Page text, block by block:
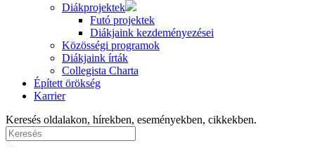
Diákprojektek
Futó projektek
Diákjaink kezdeményezései
Közösségi programok
Diákjaink írták
Collegista Charta
Épített örökség
Karrier
Keresés oldalakon, hírekben, eseményekben, cikkekben.